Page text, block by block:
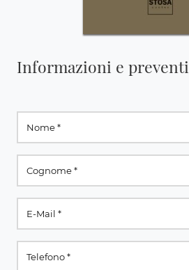
Informazioni e